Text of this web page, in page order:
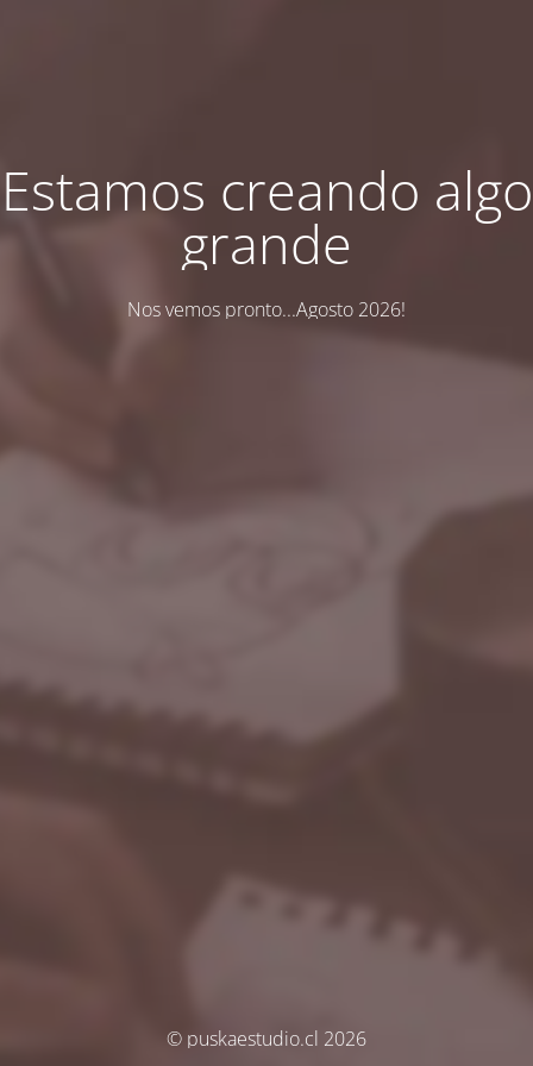
Estamos creando algo
grande
Nos vemos pronto...Agosto 2026!
© puskaestudio.cl 2026